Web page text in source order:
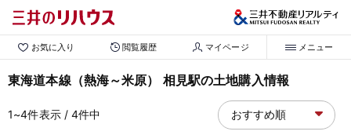
お気に入り 閲覧履歴 マイページ メニュー
東海道本線（熱海～米原） 相見駅の土地購入情報
1~4件表示/ 4件中